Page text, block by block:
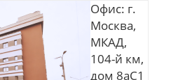
Офис: г.
Москва,
МКАД,
104-й км,
дом 8аС1